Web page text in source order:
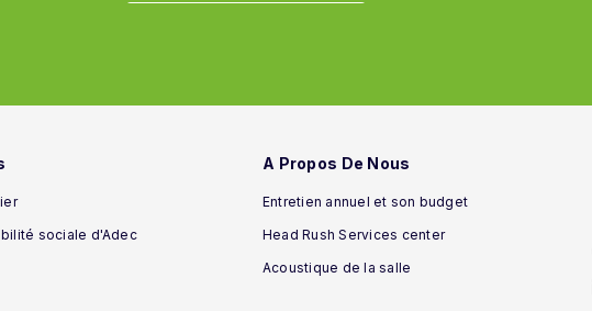
sociale d'Adec
A Propos De Nous
Entretien annuel et son budget
Head Rush Services center
Acoustique de la salle